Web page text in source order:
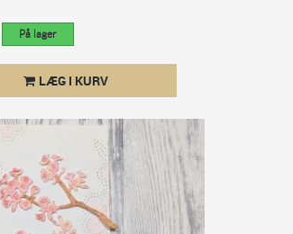
På lager
LÆG I KURV